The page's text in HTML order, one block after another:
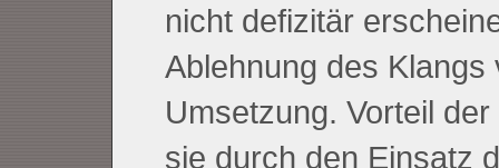
nicht defizitär
Ablehnung des Klangs
Umsetzung. Vorteil der
sie durch den Einsatz